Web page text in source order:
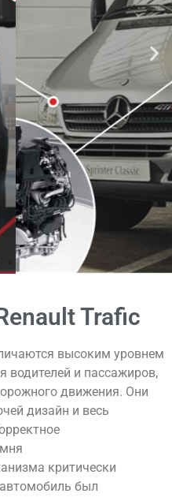
для
Trafic
высоким уровнем
водителей и пассажиров,
движения. Они
дизайн и весь
критически
был